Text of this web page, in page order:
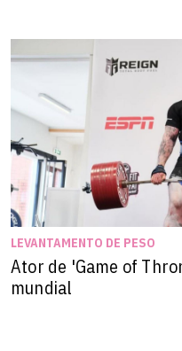
LEVANTAMENTO DE PESO
Ator de 'Game of
mundial